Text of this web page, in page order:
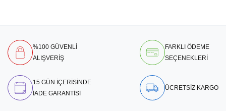
%100 GÜVENLİ
ALIŞVERİŞ
FARKLI ÖDEME
SEÇENEKLERİ
15 GÜN İÇERİSİNDE
İADE GARANTİSİ
ÜCRETSİZ KARGO